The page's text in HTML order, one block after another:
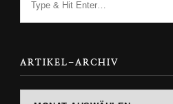
ARTIKEL-ARCHIV